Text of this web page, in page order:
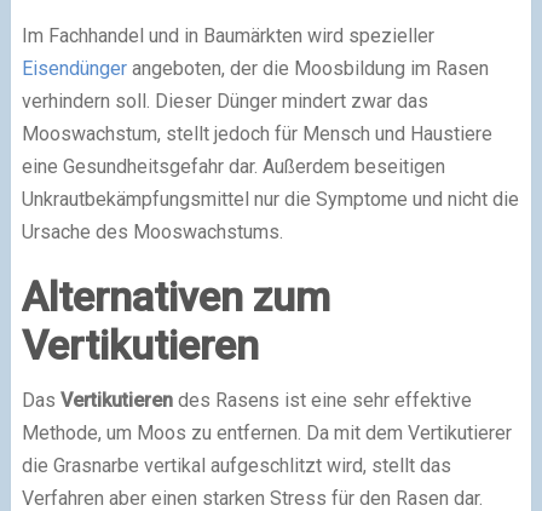
Im Fachhandel und in Baumärkten wird spezieller
Eisendüngerangeboten, der die Moosbildung im Rasen
verhindern soll. Dieser Dünger mindert zwar das
Mooswachstum, stellt jedoch für Mensch und Haustiere
eine Gesundheitsgefahr dar. Außerdem beseitigen
Unkrautbekämpfungsmittel nur die Symptome und nicht die
Ursache des Mooswachstums.
Alternativen zum
Vertikutieren
Das Vertikutierendes Rasens ist eine sehr effektive
Methode, um Moos zu entfernen. Da mit dem Vertikutierer
die Grasnarbe vertikal aufgeschlitzt wird, stellt das
Verfahren aber einen starken Stress für den Rasen dar.